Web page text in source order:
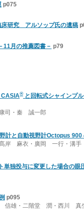
p075
床研究 アルソップ氏の遺稿
11月の推薦図書－ p79
CASIA®と回転式シャインプ
司・秦 誠一郎
計と自動視野計Octopus 900
岸 麻衣・廣岡 一行・溝
単独投与に変更した場合の眼
p095
雄・二階堂 潤・西川 真